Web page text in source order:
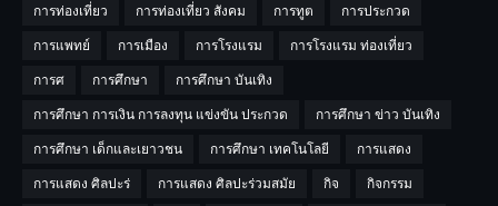
การท่องเที่ยว
การท่องเที่ยว สังคม การทูต
การประกวด
การแพทย์
การเมือง การโรงแรม
การโรงแรม ท่องเที่ยว
การศ
การศึกษา
การศึกษา บันเทิง
การศึกษา การเงิน การลงทุน แข่งขัน ประกวด
การศึกษา ข่าว บันเทิง
การศึกษา เด็กและเยาวชน
การศึกษา เทคโนโลยี
การแสดง
การแสดง ศิลปะร่
การแสดง ศิลปะร่วมสมัย กิจ
กิจกรรม